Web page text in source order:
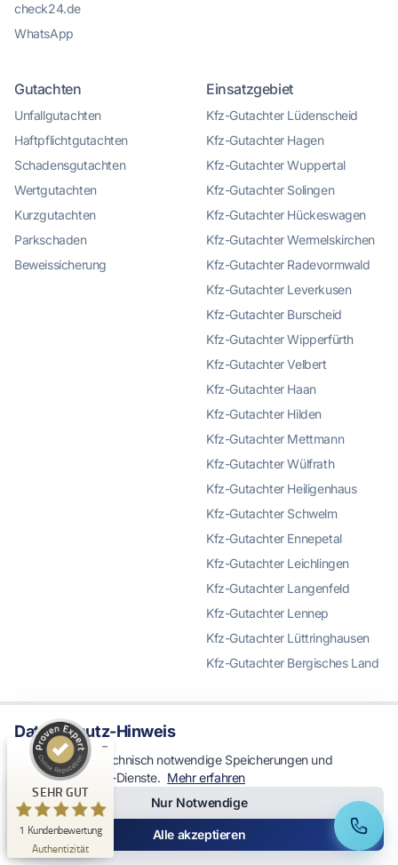
check24.de
WhatsApp
Gutachten
Unfallgutachten
Haftpflichtgutachten
Schadensgutachten
Wertgutachten
Kurzgutachten
Parkschaden
Beweissicherung
Einsatzgebiet
Kfz-Gutachter Lüdenscheid
Kfz-Gutachter Hagen
Kfz-Gutachter Wuppertal
Kfz-Gutachter Solingen
Kfz-Gutachter Hückeswagen
Kfz-Gutachter Wermelskirchen
Kfz-Gutachter Radevormwald
Kfz-Gutachter Leverkusen
Kfz-Gutachter Burscheid
Kfz-Gutachter Wipperfürth
Kfz-Gutachter Velbert
Kfz-Gutachter Haan
Kfz-Gutachter Hilden
Kfz-Gutachter Mettmann
Kfz-Gutachter Wülfrath
Kfz-Gutachter Heiligenhaus
Kfz-Gutachter Schwelm
Kfz-Gutachter Ennepetal
Kfz-Gutachter Leichlingen
Kfz-Gutachter Langenfeld
Kfz-Gutachter Lennep
Kfz-Gutachter Lüttringhausen
Kfz-Gutachter Bergisches Land
Service
Unsere Leistungen
Blog
Schaden melden
Kontakt
Anrufen WhatsApp
★★★★★
5.0 / 5.0
SEHR GUT
Datenschutz-Hinweis
Wir verwenden technisch notwendige Speicherungen und
optionale Analyse-Dienste. Mehr erfahren
Nur Notwendige
Alle akzeptieren
SEHR GUT
1 Kundenbewertung
Authentizität
5,00
/
5,00
1
Bewertung auf ProvenExpert.com
Erfahren Sie mehr über dieses Bewertungssiegel
29.12.2025
Profil ansehen